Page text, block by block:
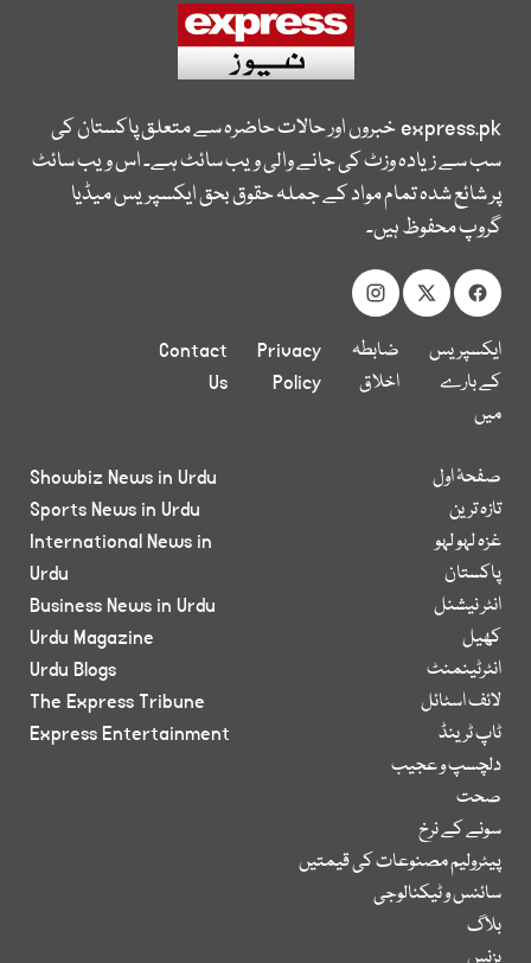
express.pkخبروں اور حالات حاضرہ سے متعلق پاکستان کی
سب سے زیادہ وزٹ کی جانے والی ویب سائٹ ہے۔ اس ویب سائٹ
پر شائع شدہ تمام مواد کے جملہ حقوق بحق ایکسپریس میڈیا
گروپ محفوظ ہیں۔
ایکسپریس
کے بارے
میں
ضابطہ
اخلاق
Privacy
Policy
Contact
Us
صفحۂ اول
تازہ ترین
غزہ لہو لہو
پاکستان
انٹر نیشنل
کھیل
انٹرٹینمنٹ
لائف اسٹائل
ٹاپ ٹرینڈ
دلچسپ و عجیب
صحت
سونے کے نرخ
پیٹرولیم مصنوعات کی قیمتیں
سائنس و ٹیکنالوجی
بلاگ
Showbiz News in Urdu
Sports News in Urdu
International News in
Urdu
Business News in Urdu
Urdu Magazine
Urdu Blogs
The Express Tribune
Express Entertainment